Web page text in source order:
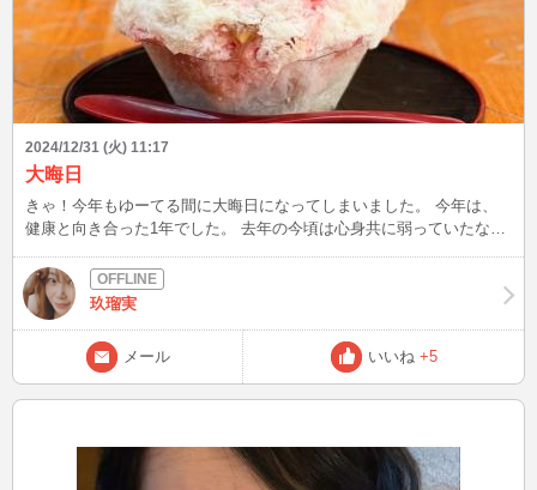
2024/12/31 (火) 11:17
大晦日
きゃ！今年もゆーてる間に大晦日になってしまいました。 今年は、
健康と向き合った1年でした。 去年の今頃は心身共に弱っていたな
けじゃここまで復活出来てなかった。 職場の人や友達、母、今の環
境に感謝の1年でした。 朝型の生活にして、夜、夜中にチャットする
事がなくなっちゃったけど… 私、ブログだけは更新していて…笑😂
😂 皆様と繋がっていられる事嬉しく思います。 そんなこんなで今年
最後のかき氷部🍧🥄 久しぶりのたい焼き屋さん🐟のかき氷。 祝12周
年スペシャル氷㊗️を食べてきました。 ネーミング通り、たい焼き屋
もかき氷部🍧🥄も走り回れたらな！と思います👍👍 皆様、素敵な年
をお迎えください。 来年もよろしくお願いします😃😃
玖瑠実
メール いいね +5